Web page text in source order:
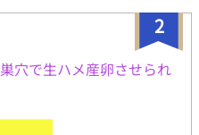
ルファ】×【かわいい蛇マニ
トフルBLです。 ※本編完結ま
は1日4～5回更新） ※Rシーン
バースに独自設定を含みま
る描写が出てきますが、あく
でご理解ください。特に温度
い異世界独自の対策なので、
2
穴で生ハメ産卵させられ